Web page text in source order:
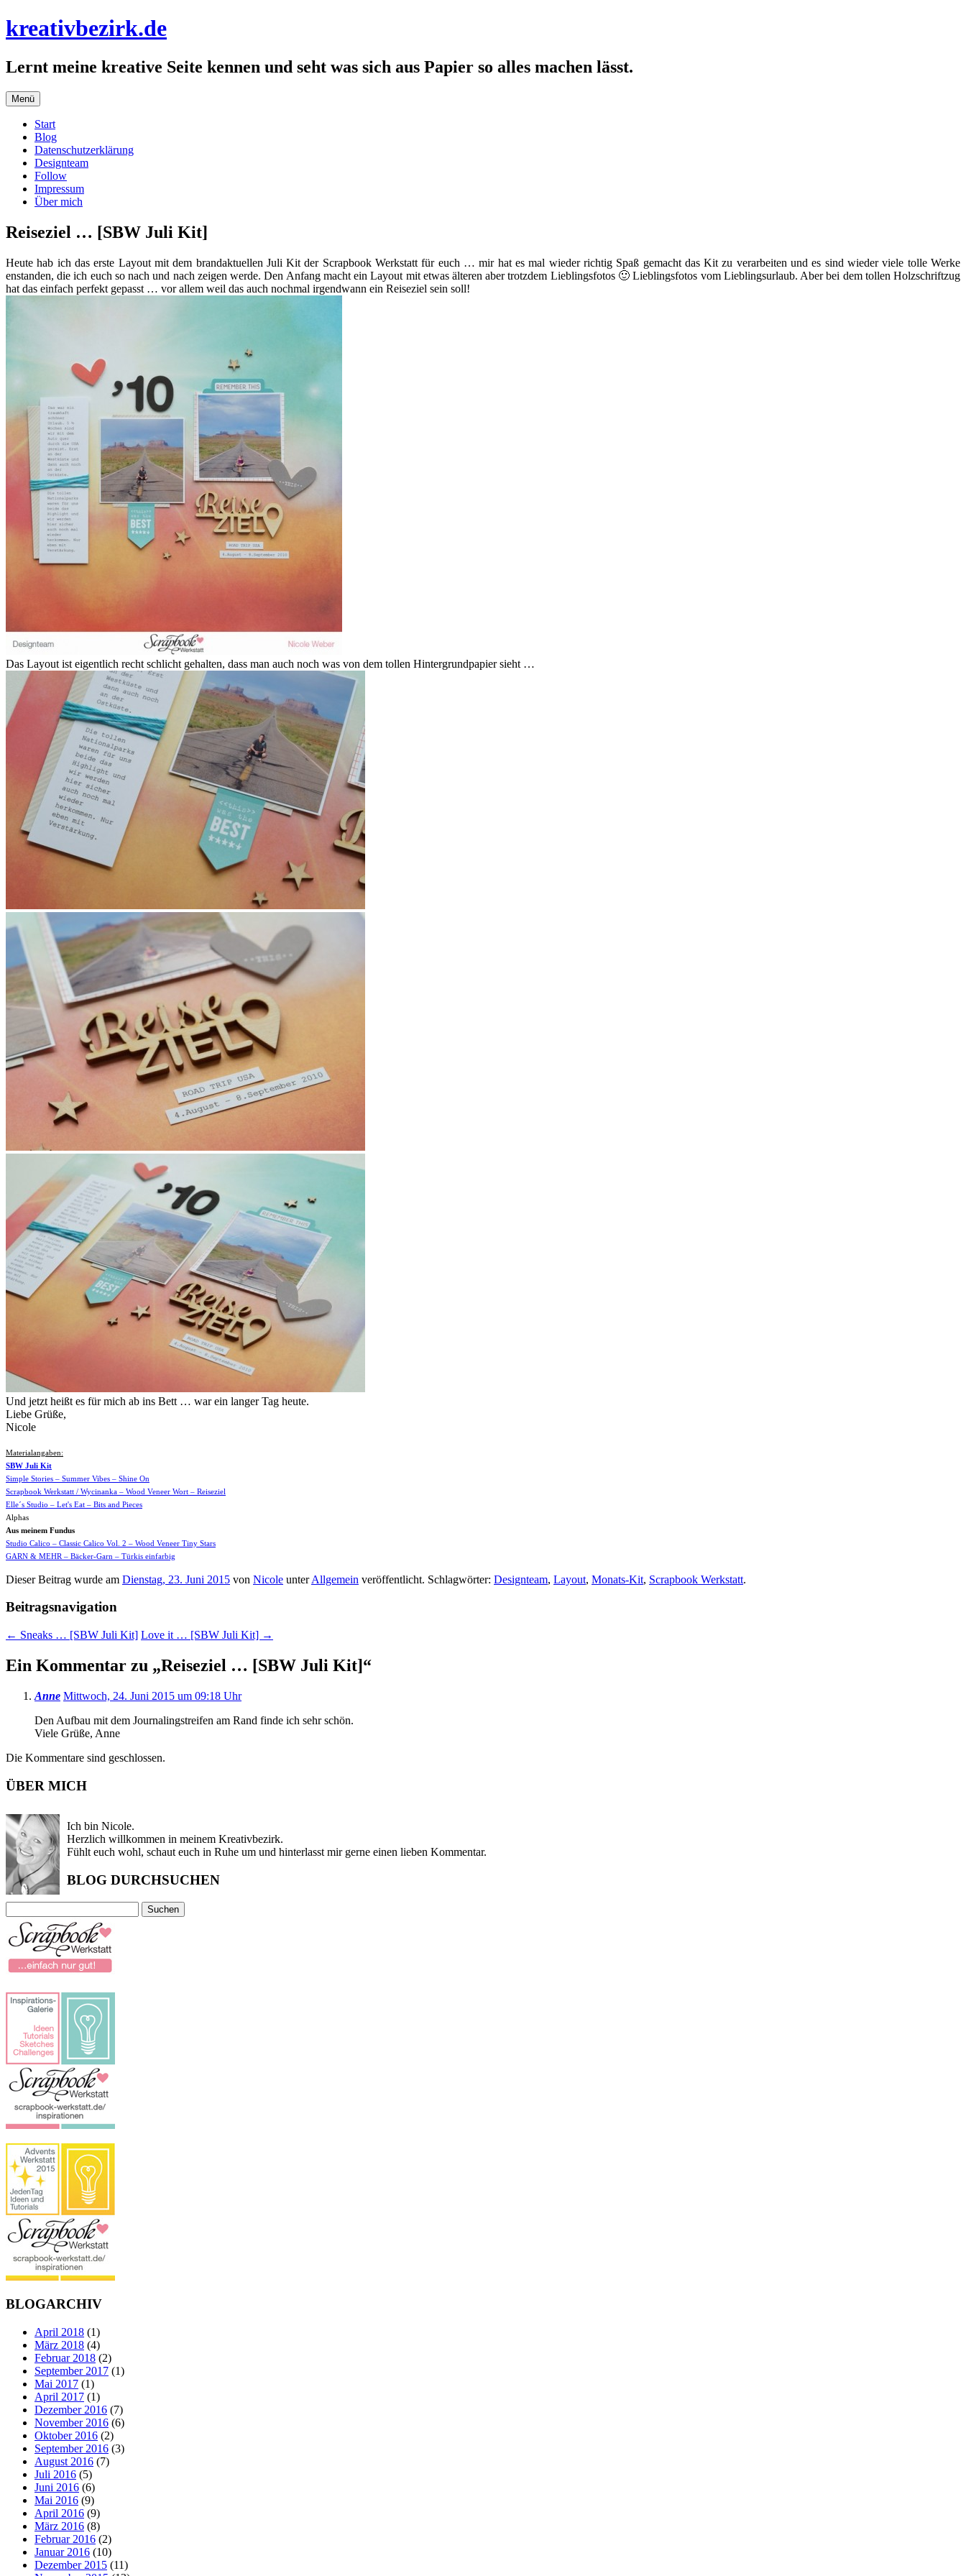
Zum
Inhalt
kreativbezirk.de
Lernt meine kreative Seite kennen und seht was sich aus Papier so alles machen lässt.
Menü
Start
Blog
Datenschutzerklärung
Designteam
Follow
Impressum
Über mich
Reiseziel … [SBW Juli Kit]
Heute hab ich das erste Layout mit dem brandaktuellen Juli Kit der Scrapbook Werkstatt für euch … mir hat es mal wieder richtig Spaß gemacht das Kit zu verarbeiten und es sind wieder viele tolle Werke
enstanden, die ich euch so nach und nach zeigen werde. Den Anfang macht ein Layout mit etwas älteren aber trotzdem Lieblingsfotos 🙂 Lieblingsfotos vom Lieblingsurlaub. Aber bei dem tollen Holzschriftzug
hat das einfach perfekt gepasst … vor allem weil das auch nochmal irgendwann ein Reiseziel sein soll!
Das Layout ist eigentlich recht schlicht gehalten, dass man auch noch was von dem tollen Hintergrundpapier sieht …
Und jetzt heißt es für mich ab ins Bett … war ein langer Tag heute.
Liebe Grüße,
Nicole
Materialangaben:
SBW Juli Kit
Simple Stories – Summer Vibes – Shine On
Scrapbook Werkstatt / Wycinanka – Wood Veneer Wort – Reiseziel
Elle´s Studio – Let's Eat – Bits and Pieces
Alphas
Aus meinem Fundus
Studio Calico – Classic Calico Vol. 2 – Wood Veneer Tiny Stars
GARN & MEHR – Bäcker-Garn – Türkis einfarbig
Dieser Beitrag wurde am Dienstag, 23. Juni 2015 von Nicole unterAllgemein veröffentlicht. Schlagwörter: Designteam, Layout, Monats-Kit, Scrapbook Werkstatt.
Beitragsnavigation
← Sneaks … [SBW Juli Kit] Love it … [SBW Juli Kit] →
Ein Kommentar zu „Reiseziel … [SBW Juli Kit]“
Anne Mittwoch, 24. Juni 2015 um 09:18 Uhr
Den Aufbau mit dem Journalingstreifen am Rand finde ich sehr schön.
Viele Grüße, Anne
Die Kommentare sind geschlossen.
ÜBER MICH
Ich bin Nicole.
Herzlich willkommen in meinem Kreativbezirk.
Fühlt euch wohl, schaut euch in Ruhe um und hinterlasst mir gerne einen lieben Kommentar.
BLOG DURCHSUCHEN
nach:
BLOGARCHIV
April 2018 (1)
März 2018 (4)
Februar 2018 (2)
September 2017 (1)
Mai 2017 (1)
April 2017 (1)
Dezember 2016 (7)
November 2016 (6)
Oktober 2016 (2)
September 2016 (3)
August 2016 (7)
Juli 2016 (5)
Juni 2016 (6)
Mai 2016 (9)
April 2016 (9)
März 2016 (8)
Februar 2016 (2)
Januar 2016 (10)
Dezember 2015 (11)